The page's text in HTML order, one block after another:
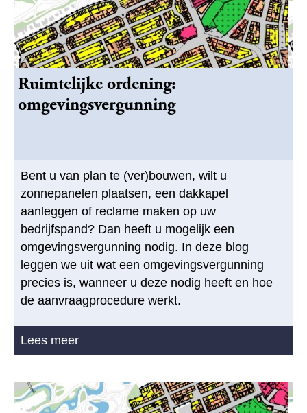
Ruimtelijke ordening:
omgevingsvergunning
Bent u van plan te (ver)bouwen, wilt u
zonnepanelen plaatsen, een dakkapel
aanleggen of reclame maken op uw
bedrijfspand? Dan heeft u mogelijk een
omgevingsvergunning nodig. In deze blog
leggen we uit wat een omgevingsvergunning
precies is, wanneer u deze nodig heeft en hoe
de aanvraagprocedure werkt.
Lees meer